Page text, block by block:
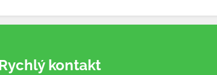
kontakt